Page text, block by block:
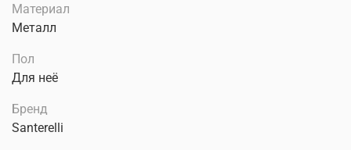
Материал
Металл
Пол
Для неё
Бренд
Santerelli